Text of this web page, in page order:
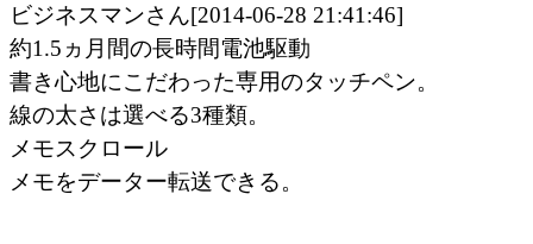
ビジネスマンさん[2014-06-28 21:41:46]
約1.5ヵ月間の長時間電池駆動
書き心地にこだわった専用のタッチペン。
線の太さは選べる3種類。
メモスクロール
メモをデーター転送できる。